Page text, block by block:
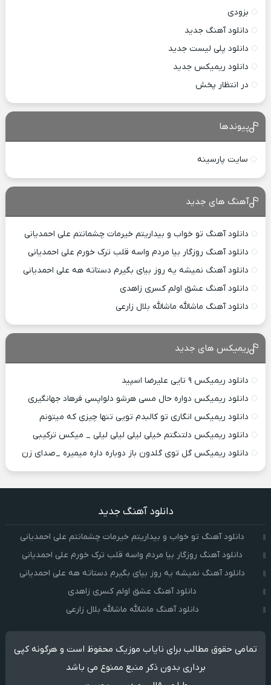
بزودی
دانلود آهنگ جدید
دانلود پلی لیست جدید
دانلود ریمیکس جدید
در انتظار پخش
پیوندها
سایت پارسینه
آهنگ های جدید
دانلود آهنگ تو خواب و بیداریتم خیرمات چشمانتم علی احمدیانی
دانلود آهنگ روزگار بیا مردم واسه قلب ترک خورم علی احمدیانی
دانلود آهنگ نمیشه یه روز بیای بگیرم دستاته هه علی احمدیانی
دانلود آهنگ عشق اولم کسری زاهدی
دانلود آهنگ ماشالله ماشالله بلال زارعی
ریمیکس های جدید
دانلود ریمیکس ۹ تایی علیرضا اسپید
دانلود ریمیکس دواره حال مسی هرشو دلواپسی فرهاد جهانگیری
دانلود ریمیکس انگاری تو کالبدم تویی تنها چیزی که میتونم
دانلود ریمیکس دلتنگتم خیلی لیلی لیلی لیلی _ میکس ترکیبی
دانلود ریمیکس گل توی گلدون باز دوباره داره میمیره _صدای زن
دانلود آهنگ جدید
دانلود آهنگ تو خواب و بیداریتم خیرمات چشمانتم علی احمدیانی
دانلود آهنگ روزگار بیا مردم واسه قلب ترک خورم علی احمدیانی
دانلود آهنگ نمیشه یه روز بیای بگیرم دستاته هه علی احمدیانی
دانلود آهنگ عشق اولم کسری زاهدی
دانلود آهنگ ماشالله ماشالله بلال زارعی
تمامی حقوق مطالب برای نایاب موزیک محفوظ است و هرگونه کپی
برداری بدون ذکر منبع ممنوع می باشد